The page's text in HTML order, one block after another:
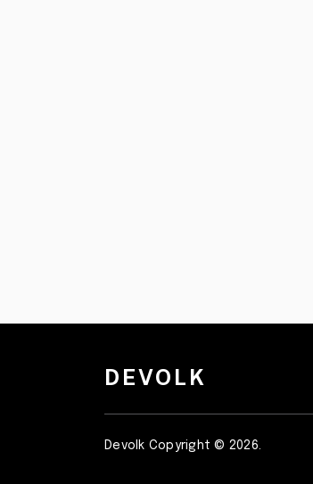
DEVOLK
Devolk Copyright © 2026.